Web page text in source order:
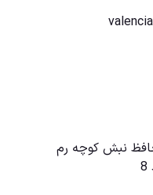
نبش کوچه رم